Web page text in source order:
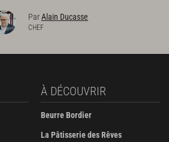
ParAlain Ducasse
CHEF
À DÉCOUVRIR
Beurre Bordier
La Pâtisserie des Rêves